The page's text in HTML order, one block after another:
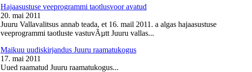
Hajaasustuse veeprogrammi taotlusvoor avatud
20. mai 2011
Juuru Vallavalitsus annab teada, et 16. mail 2011. a algas hajaasustuse
veeprogrammi taotluste vastuvÃµtt Juuru vallas...
Maikuu uudiskirjandus Juuru raamatukogus
17. mai 2011
Uued raamatud Juuru raamatukogus...